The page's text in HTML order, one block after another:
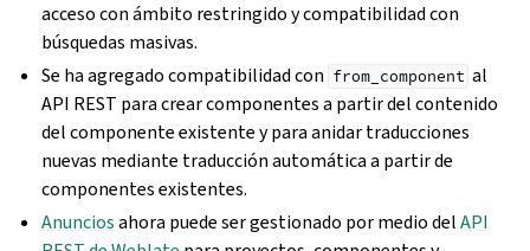
acceso con ámbito restringido y compatibilidad con
búsquedas masivas.
Se ha agregado compatibilidad con from_component al
API REST para crear componentes a partir del contenido
del componente existente y para anidar traducciones
nuevas mediante traducción automática a partir de
componentes existentes.
Anunciosahora puede ser gestionado por medio delAPI